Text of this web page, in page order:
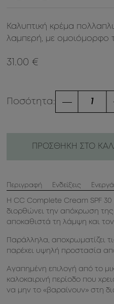
Καλυπτική κρέμα
λαμπερή, με ομοιόμορφο
31.00 €
Ποσότητα:
ΠΡΟΣΘΗΚΗ ΣΤΟ
Περιγραφή Ενδείξεις
Η CC Complete Cream SPF 30
διορθώνει την απόχρωση
αποκαθιστά τη λάμψη και
Παράλληλα, αποχρωματίζει
παρέχει υψηλή προστασία από
Αγαπημένη επιλογή από το
καλοκαιρινή περίοδο που
να μην το «βαραίνουν» στη